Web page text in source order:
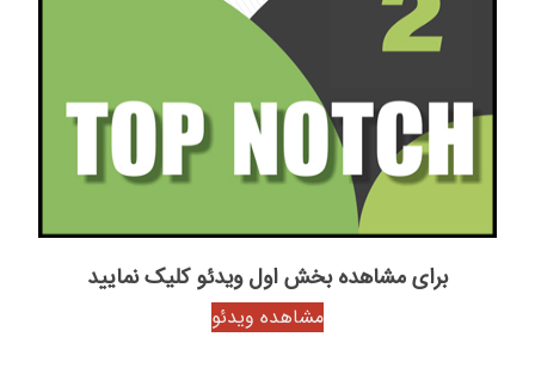
برای مشاهده بخش اول ویدئو کلیک نمایید
مشاهده ویدئو